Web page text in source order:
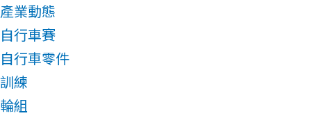
產業動態
自行車賽
自行車零件
訓練
輪組